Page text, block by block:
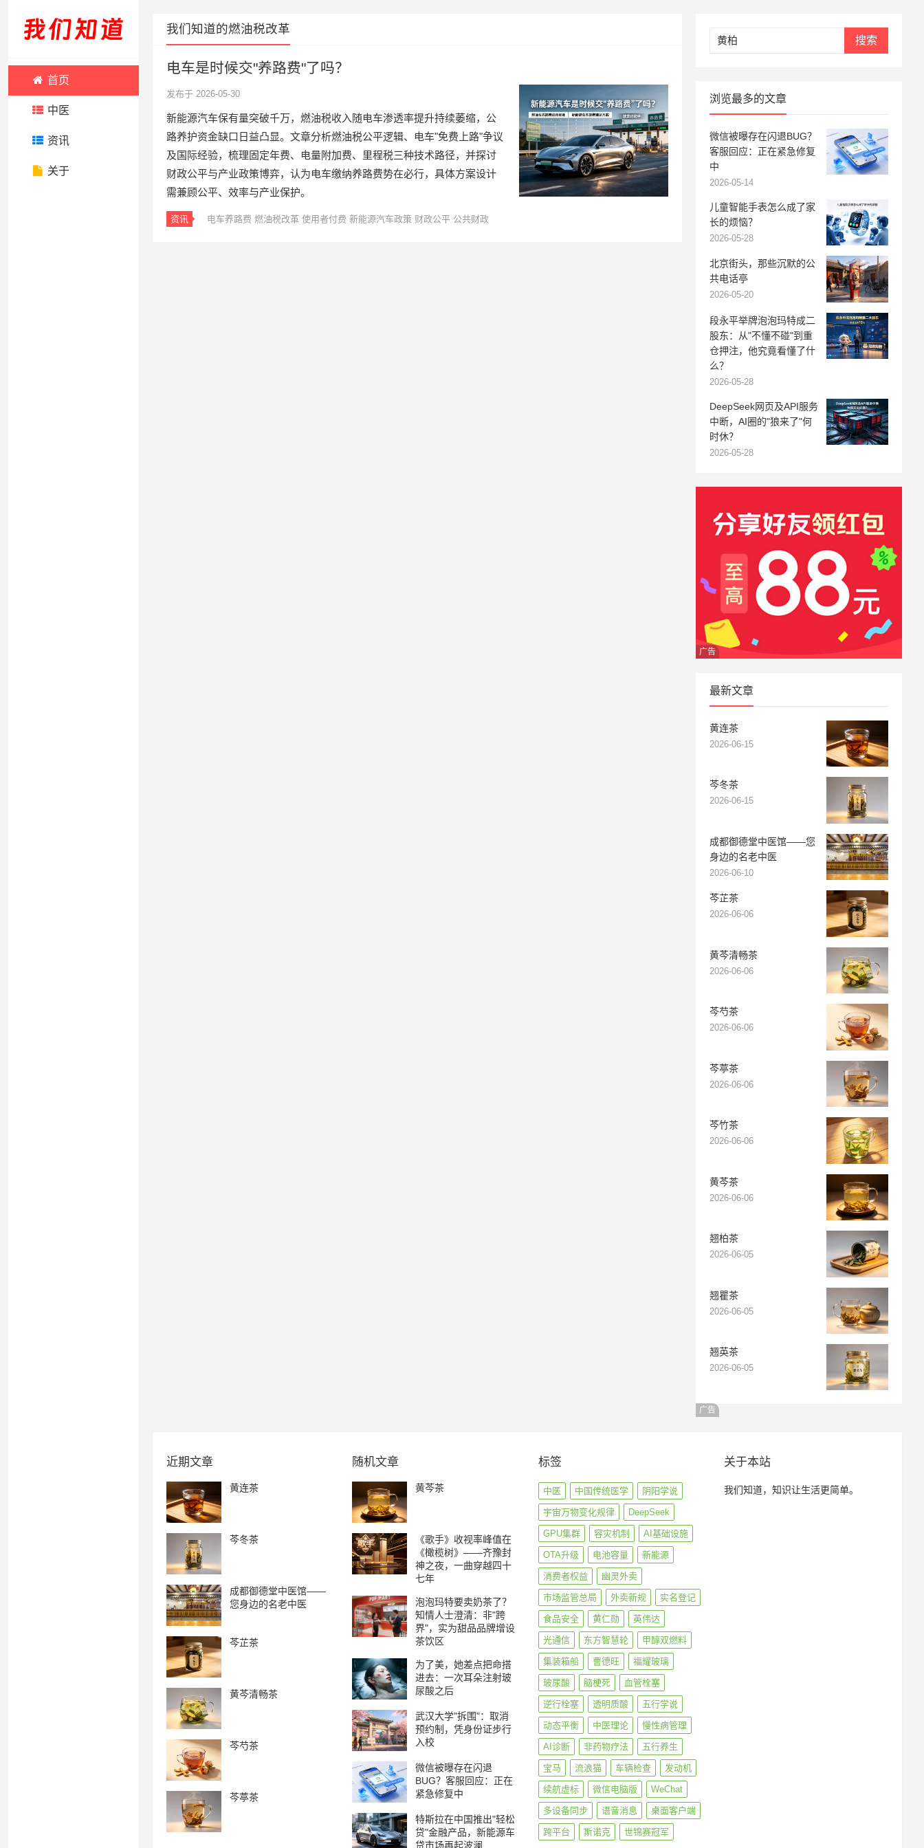
首页
中医
资讯
关于
我们知道的燃油税改革
电车是时候交"养路费"了吗？
发布于 2026-05-30
新能源汽车保有量突破千万，燃油税收入随电车渗透率提升持续萎缩，公
路养护资金缺口日益凸显。文章分析燃油税公平逻辑、电车"免费上路"争议
及国际经验，梳理固定年费、电量附加费、里程税三种技术路径，并探讨
财政公平与产业政策博弈，认为电车缴纳养路费势在必行，具体方案设计
需兼顾公平、效率与产业保护。
资讯 电车养路费 燃油税改革 使用者付费 新能源汽车政策 财政公平 公共财政
搜索
浏览最多的文章
微信被曝存在闪退BUG？
客服回应：正在紧急修复
中
2026-05-14
儿童智能手表怎么成了家
长的烦恼？
2026-05-28
北京街头，那些沉默的公
共电话亭
2026-05-20
段永平举牌泡泡玛特成二
股东：从"不懂不碰"到重
仓押注，他究竟看懂了什
么？
2026-05-28
DeepSeek网页及API服务
中断，AI圈的"狼来了"何
时休？
2026-05-28
广告
最新文章
黄连茶
2026-06-15
芩冬茶
2026-06-15
成都御德堂中医馆——您
身边的名老中医
2026-06-10
芩芷茶
2026-06-06
黄芩清畅茶
2026-06-06
芩芍茶
2026-06-06
芩葶茶
2026-06-06
芩竹茶
2026-06-06
黄芩茶
2026-06-06
翘柏茶
2026-06-05
翘瞿茶
2026-06-05
翘英茶
2026-06-05
广告
近期文章
黄连茶
芩冬茶
成都御德堂中医馆——
您身边的名老中医
芩芷茶
黄芩清畅茶
芩芍茶
芩葶茶
随机文章
黄芩茶
《歌手》收视率峰值在
《橄榄树》——齐豫封
神之夜，一曲穿越四十
七年
泡泡玛特要卖奶茶了？
知情人士澄清：非"跨
界"，实为甜品品牌增设
茶饮区
为了美，她差点把命搭
进去：一次耳朵注射玻
尿酸之后
武汉大学"拆围"：取消
预约制，凭身份证步行
入校
微信被曝存在闪退
BUG？客服回应：正在
紧急修复中
特斯拉在中国推出"轻松
贷"金融产品，新能源车
贷市场再起波澜
标签
中医 中国传统医学 阴阳学说
宇宙万物变化规律 DeepSeek
GPU集群 容灾机制 AI基础设施
OTA升级 电池容量 新能源
消费者权益 幽灵外卖
市场监管总局 外卖新规 实名登记
食品安全 黄仁勋 英伟达
光通信 东方智慧轮 甲醇双燃料
集装箱船 曹德旺 福耀玻璃
玻尿酸 脑梗死 血管栓塞
逆行栓塞 透明质酸 五行学说
动态平衡 中医理论 慢性病管理
AI诊断 非药物疗法 五行养生
宝马 流浪猫 车辆检查 发动机
续航虚标 微信电脑版 WeChat
多设备同步 语音消息 桌面客户端
跨平台 斯诺克 世锦赛冠军
关于本站
我们知道，知识让生活更简单。